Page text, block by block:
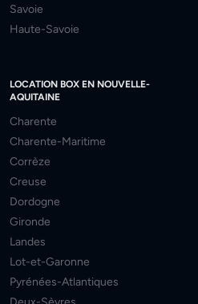
Savoie
Haute-Savoie
LOCATION BOX EN NOUVELLE-
AQUITAINE
Charente
Charente-Maritime
Corrèze
Creuse
Dordogne
Gironde
Landes
Lot-et-Garonne
Pyrénées-Atlantiques